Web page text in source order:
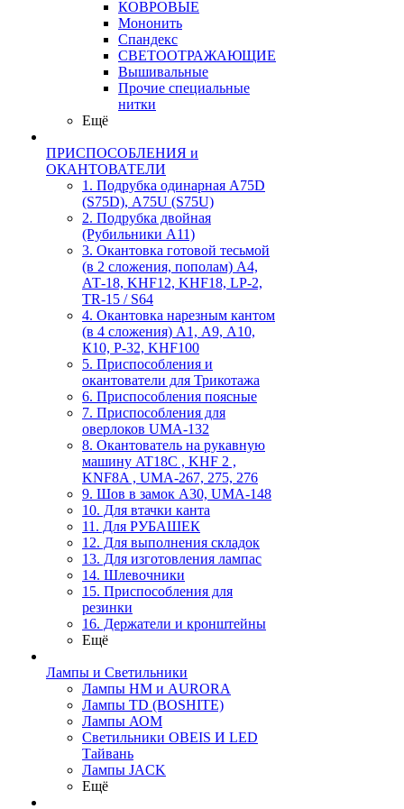
КОВРОВЫЕ
Мононить
Спандекс
СВЕТООТРАЖАЮЩИЕ
Вышивальные
Прочие специальные
нитки
Ещё
ПРИСПОСОБЛЕНИЯ и
ОКАНТОВАТЕЛИ
1. Подрубка одинарная А75D
(S75D), А75U (S75U)
2. Подрубка двойная
(Рубильники А11)
3. Окантовка готовой тесьмой
(в 2 сложения, пополам) А4,
АТ-18, KHF12, KHF18, LP-2,
TR-15 / S64
4. Окантовка нарезным кантом
(в 4 сложения) А1, А9, А10,
К10, Р-32, KHF100
5. Приспособления и
окантователи для Трикотажа
6. Приспособления поясные
7. Приспособления для
оверлоков UMA-132
8. Окантователь на рукавную
машину AT18C , KHF 2 ,
KNF8A , UMA-267, 275, 276
9. Шов в замок А30, UMA-148
10. Для втачки канта
11. Для РУБАШЕК
12. Для выполнения складок
13. Для изготовления лампас
14. Шлевочники
15. Приспособления для
резинки
16. Держатели и кронштейны
Ещё
Лампы и Светильники
Лампы HM и AURORA
Лампы TD (BOSHITE)
Лампы АОМ
Светильники OBEIS И LED
Тайвань
Лампы JACK
Ещё